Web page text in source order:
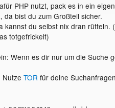
PHP nutzt, pack es in ein
da bist du zum Großteil sicher.
kannst du selbst nix dran rütteln.
totgefrickelt)
Wenn es dir nur um die Suche
TOR für deine